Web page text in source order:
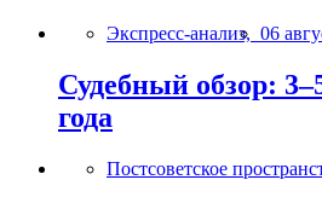
Экспресс-анализ, 06
Судебный обзор:
года
Постсоветское